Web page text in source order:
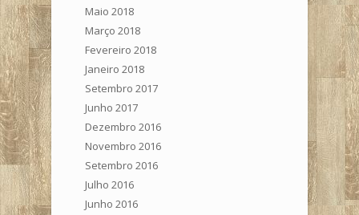
Maio 2018
Março 2018
Fevereiro 2018
Janeiro 2018
Setembro 2017
Junho 2017
Dezembro 2016
Novembro 2016
Setembro 2016
Julho 2016
Junho 2016